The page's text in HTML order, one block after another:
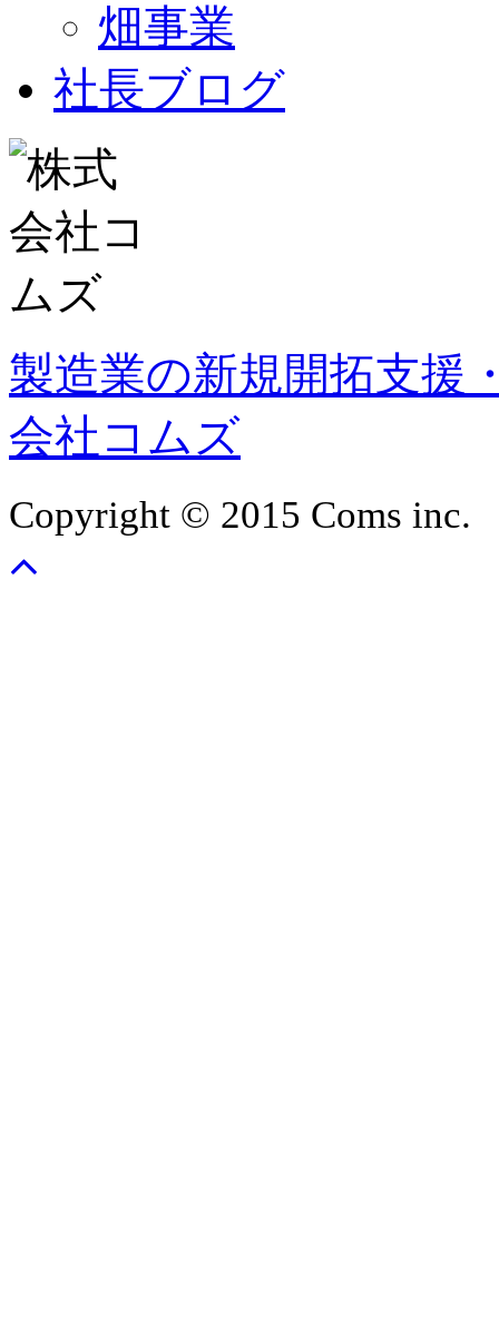
畑事業
社長ブログ
製造業の新規開拓支援
会社コムズ
Copyright © 2015 Coms inc.